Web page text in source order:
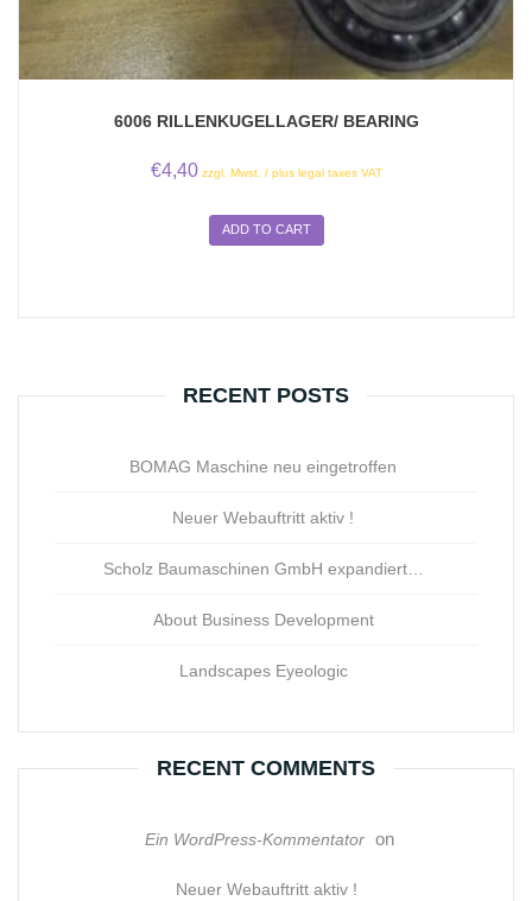
6006 RILLENKUGELLAGER/ BEARING
€4,40 zzgl. Mwst. / plus legal taxes VAT
ADD TO CART
RECENT POSTS
BOMAG Maschine neu eingetroffen
Neuer Webauftritt aktiv !
Scholz Baumaschinen GmbH expandiert…
About Business Development
Landscapes Eyeologic
RECENT COMMENTS
Ein WordPress-Kommentator on
Neuer Webauftritt aktiv !